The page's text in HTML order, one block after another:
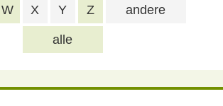
alle
W X Y Z andere